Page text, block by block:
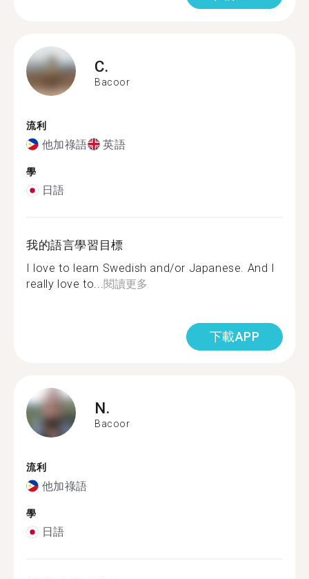
C.
Bacoor
流利
他加祿語 英語
學
日語
我的語言學習目標
I love to learn Swedish and/or Japanese. And I
really love to...閱讀更多
下載APP
N.
Bacoor
流利
他加祿語
學
日語